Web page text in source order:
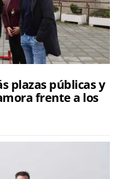
plazas públicas y
frente a los